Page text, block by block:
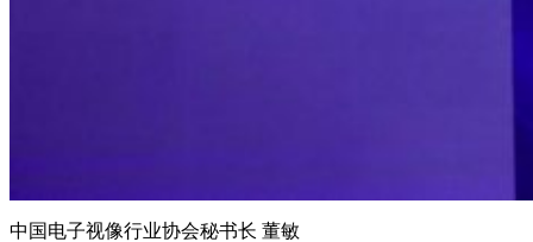
中国电子视像行业协会秘书长 董敏